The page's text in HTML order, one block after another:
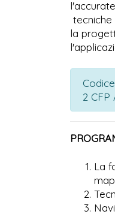
la
2 CFP
La